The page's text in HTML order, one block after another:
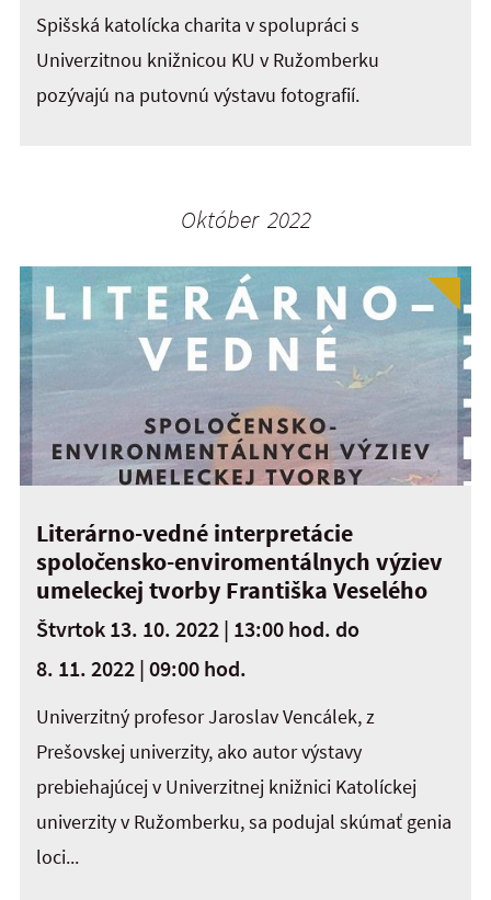
Spišská katolícka charita v spolupráci s
Univerzitnou knižnicou KU v Ružomberku
pozývajú na putovnú výstavu fotografií.
Október 2022
Literárno-vedné interpretácie
spoločensko-enviromentálnych výziev
umeleckej tvorby Františka Veselého
Štvrtok 13. 10. 2022 | 13:00 hod. do
8. 11. 2022 | 09:00 hod.
Univerzitný profesor Jaroslav Vencálek, z
Prešovskej univerzity, ako autor výstavy
prebiehajúcej v Univerzitnej knižnici Katolíckej
univerzity v Ružomberku, sa podujal skúmať genia
loci...